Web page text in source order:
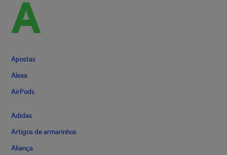
A
Apostas
Alexa
AirPods
Adidas
Artigos de armarinhos
Aliança